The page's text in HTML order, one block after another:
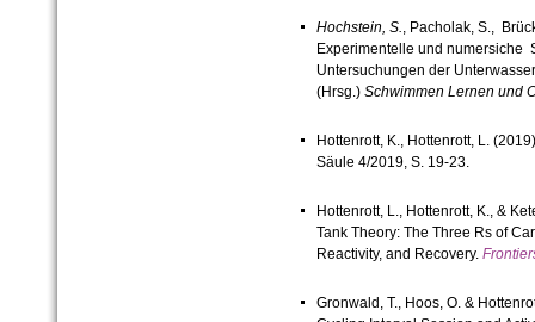
Hochstein, S.
, Pacholak, S.,
Experimentelle und numersiche
Untersuchungen der
(Hrsg.) Schwimmen Lernen und
Hottenrott, K., Hottenrott, L.
Säule 4/2019, S. 19-23.
Hottenrott, L., Hottenrott, K., &
Tank Theory: The Three Rs of
Reactivity, and Recovery.
Gronwald, T., Hoos, O. &